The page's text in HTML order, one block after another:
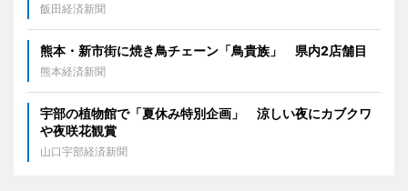
飯田経済新聞
熊本・新市街に焼き鳥チェーン「鳥貴族」 県内2店舗目
熊本経済新聞
宇部の植物館で「夏休み特別企画」 涼しい夜にカブクワ
や夜咲花観賞
山口宇部経済新聞